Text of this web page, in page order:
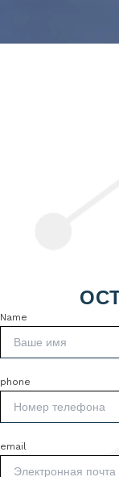
Name
phone
email